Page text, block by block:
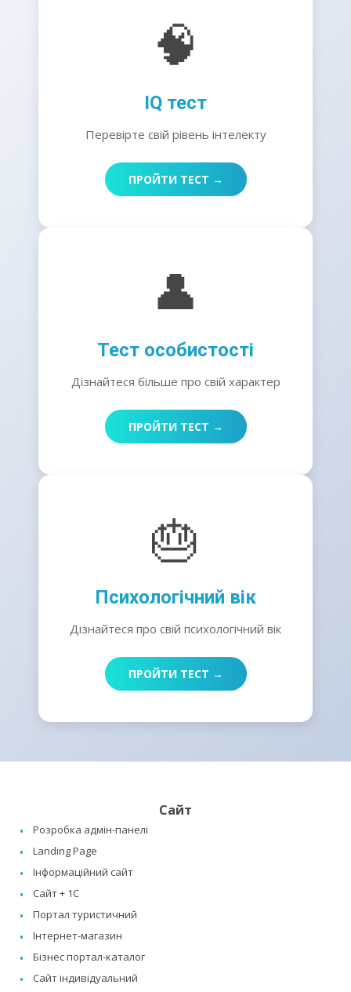
🧠
IQ тест
Перевірте свій рівень інтелекту
ПРОЙТИ ТЕСТ →
👤
Тест особистості
Дізнайтеся більше про свій характер
ПРОЙТИ ТЕСТ →
🎂
Психологічний вік
Дізнайтеся про свій психологічний вік
ПРОЙТИ ТЕСТ →
Сайт
Розробка адмін-панелі
Landing Page
Інформаційний сайт
Сайт + 1C
Портал туристичний
Інтернет-магазин
Бізнес портал-каталог
Сайт індивідуальний